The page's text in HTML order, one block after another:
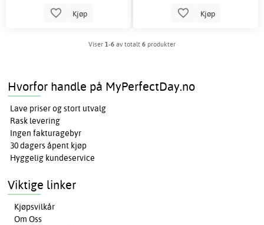
Kjøp Kjøp
Viser 1-6 av totalt 6 produkter
Hvorfor handle på MyPerfectDay.no
Lave priser og stort utvalg
Rask levering
Ingen fakturagebyr
30 dagers åpent kjøp
Hyggelig kundeservice
Viktige linker
Kjøpsvilkår
Om Oss